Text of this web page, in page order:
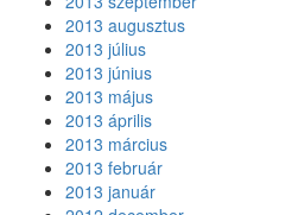
2013 augusztus
2013 július
2013 június
2013 május
2013 április
2013 március
2013 február
2013 január